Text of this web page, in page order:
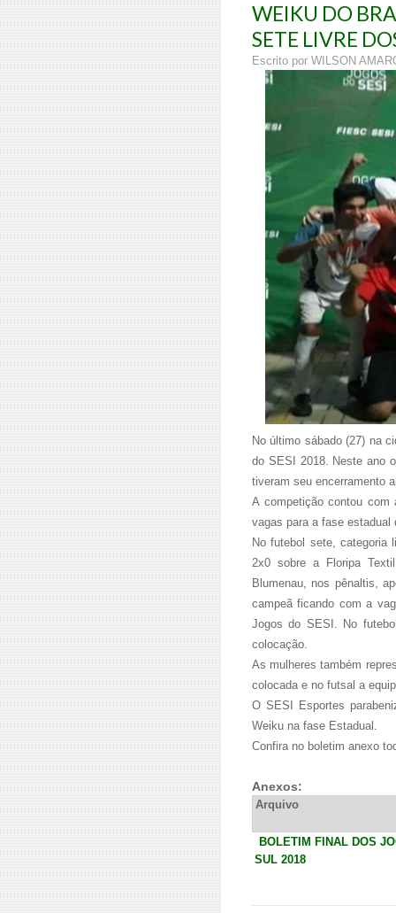
WEIKU DO
SETE LIVRE
Escrito por WILSON
No último sábado (27) na
do SESI 2018. Neste ano
tiveram seu encerramento
A competição contou com
vagas para a fase estadual
No futebol sete, categoria
2x0 sobre a Floripa
Blumenau, nos pênaltis,
campeã ficando com a
Jogos do SESI. No
colocação.
As mulheres também
colocada e no futsal a
O SESI Esportes
Weiku na fase Estadual.
Confira no boletim anexo
Anexos:
Arquivo
BOLETIM FINAL DOS
SUL 2018